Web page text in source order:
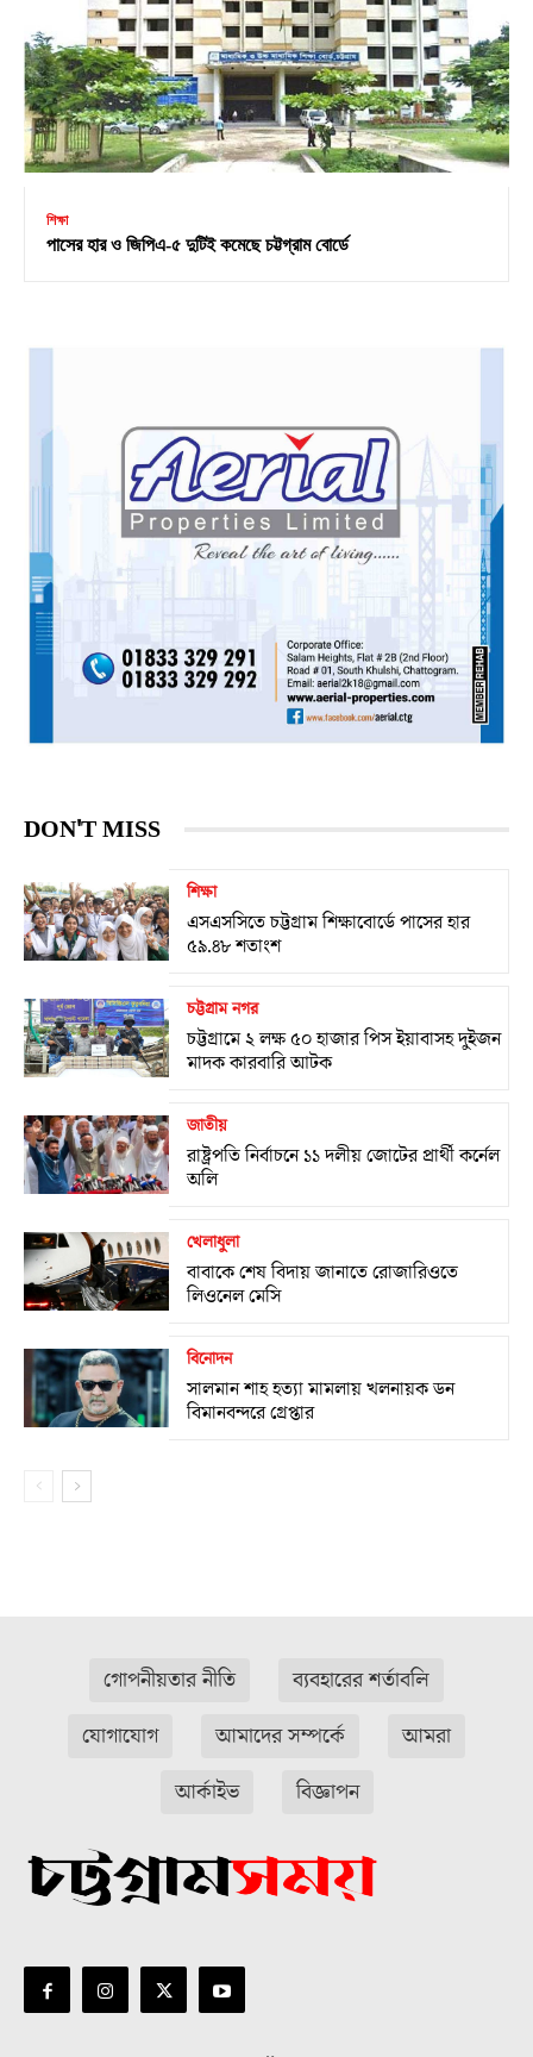
শিক্ষা
পাসের হার ও জিপিএ-৫ দুটিই কমেছে চট্টগ্রাম বোর্ডে
DON'T MISS
শিক্ষা
এসএসসিতে চট্টগ্রাম শিক্ষাবোর্ডে পাসের হার
৫৯.৪৮ শতাংশ
চট্টগ্রাম নগর
চট্টগ্রামে ২ লক্ষ ৫০ হাজার পিস ইয়াবাসহ দুইজন
মাদক কারবারি আটক
জাতীয়
রাষ্ট্রপতি নির্বাচনে ১১ দলীয় জোটের প্রার্থী কর্নেল
অলি
খেলাধুলা
বাবাকে শেষ বিদায় জানাতে রোজারিওতে
লিওনেল মেসি
বিনোদন
সালমান শাহ হত্যা মামলায় খলনায়ক ডন
বিমানবন্দরে গ্রেপ্তার
গোপনীয়তার নীতি
ব্যবহারের শর্তাবলি
যোগাযোগ
আমাদের সম্পর্কে
আমরা
আর্কাইভ
বিজ্ঞাপন